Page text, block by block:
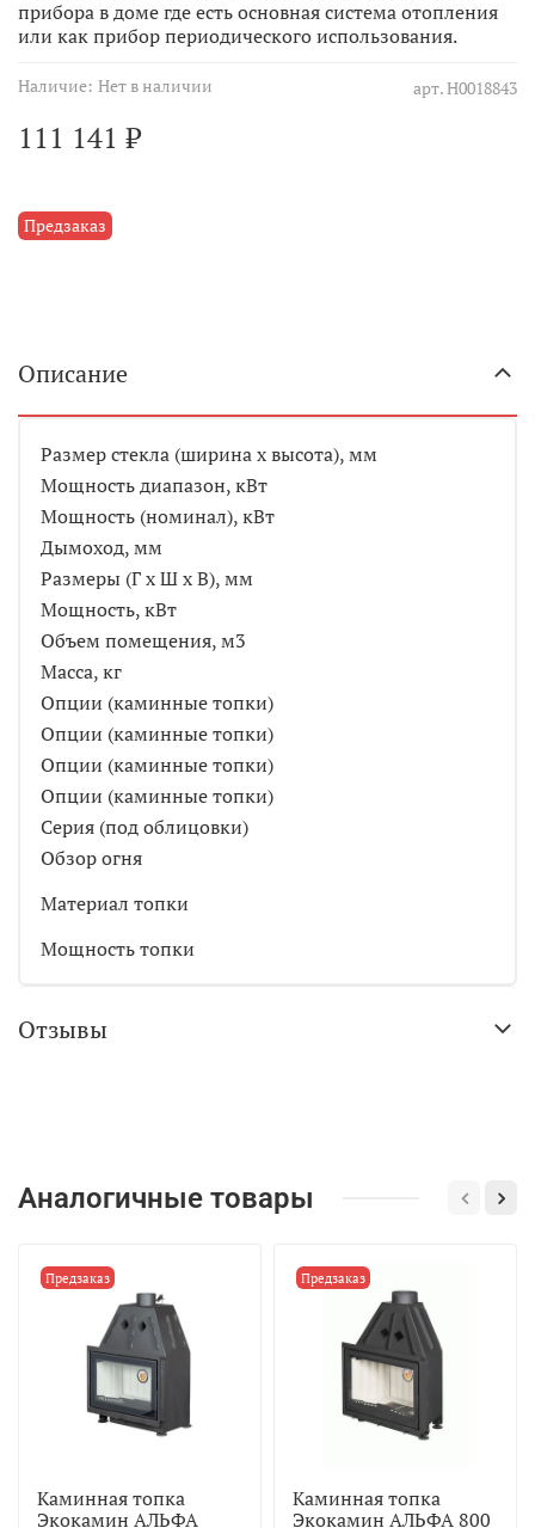
арт.Н0018843
Наличие: Нет в наличии
Предзаказ
111 141 ₽
прибора в доме где есть основная система отопления
или как прибор периодического использования.
Описание
Размер стекла (ширина х высота), мм
Мощность диапазон, кВт
Мощность (номинал), кВт
Дымоход, мм
Размеры (Г х Ш х В), мм
Мощность, кВт
Объем помещения, м3
Масса, кг
Опции (каминные топки)
Опции (каминные топки)
Опции (каминные топки)
Опции (каминные топки)
Серия (под облицовки)
Обзор огня
Материал топки
Мощность топки
Отзывы
Аналогичные товары
Предзаказ
Каминная топка
Экокамин АЛЬФА
Предзаказ
Каминная топка
Экокамин АЛЬФА 800